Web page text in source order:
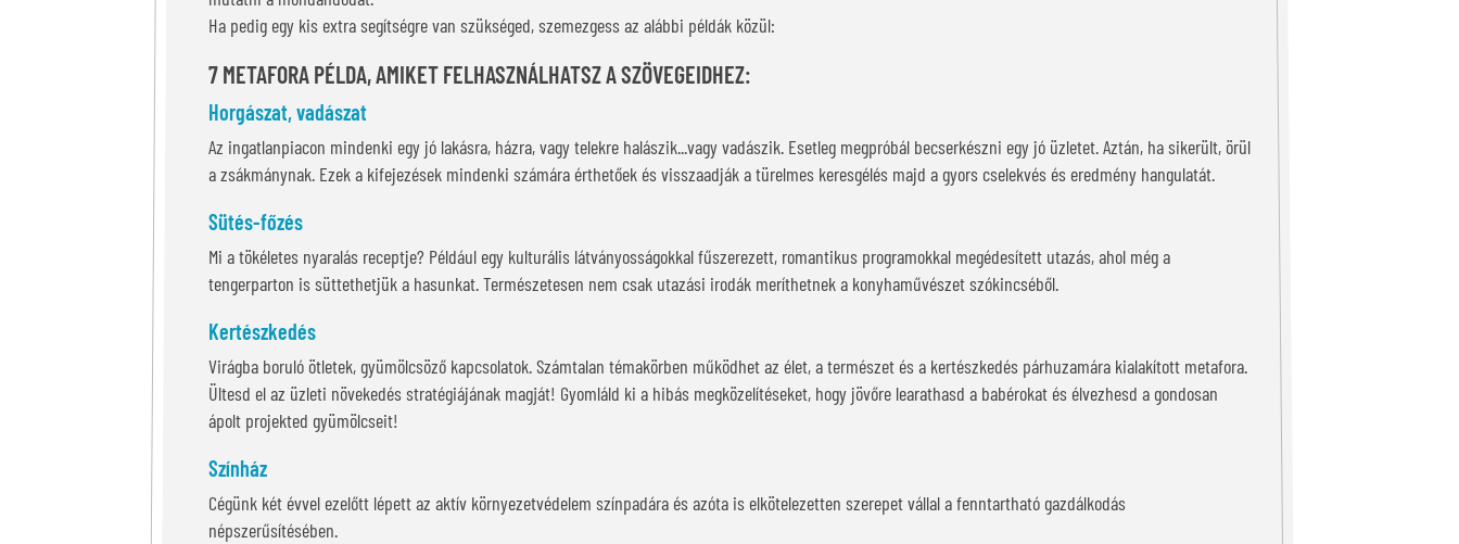
Ha pedig egy kis extra segítségre van szükséged, szemezgess az alábbi példák közül:
7 METAFORA PÉLDA, AMIKET FELHASZNÁLHATSZ A SZÖVEGEIDHEZ:
Horgászat, vadászat
Az ingatlanpiacon mindenki egy jó lakásra, házra, vagy telekre halászik...vagy vadászik. Esetleg megpróbál becserkészni egy jó üzletet. Aztán, ha sikerült, örül
a zsákmánynak. Ezek a kifejezések mindenki számára érthetőek és visszaadják a türelmes keresgélés majd a gyors cselekvés és eredmény hangulatát.
Sütés-főzés
Mi a tökéletes nyaralás receptje? Például egy kulturális látványosságokkal fűszerezett, romantikus programokkal megédesített utazás, ahol még a
tengerparton is süttethetjük a hasunkat. Természetesen nem csak utazási irodák meríthetnek a konyhaművészet szókincséből.
Kertészkedés
Virágba boruló ötletek, gyümölcsöző kapcsolatok. Számtalan témakörben működhet az élet, a természet és a kertészkedés párhuzamára kialakított metafora.
Ültesd el az üzleti növekedés stratégiájának magját! Gyomláld ki a hibás megközelítéseket, hogy jövőre learathasd a babérokat és élvezhesd a gondosan
ápolt projekted gyümölcseit!
Színház
Cégünk két évvel ezelőtt lépett az aktív környezetvédelem színpadára és azóta is elkötelezetten szerepet vállal a fenntartható gazdálkodás
népszerűsítésében.